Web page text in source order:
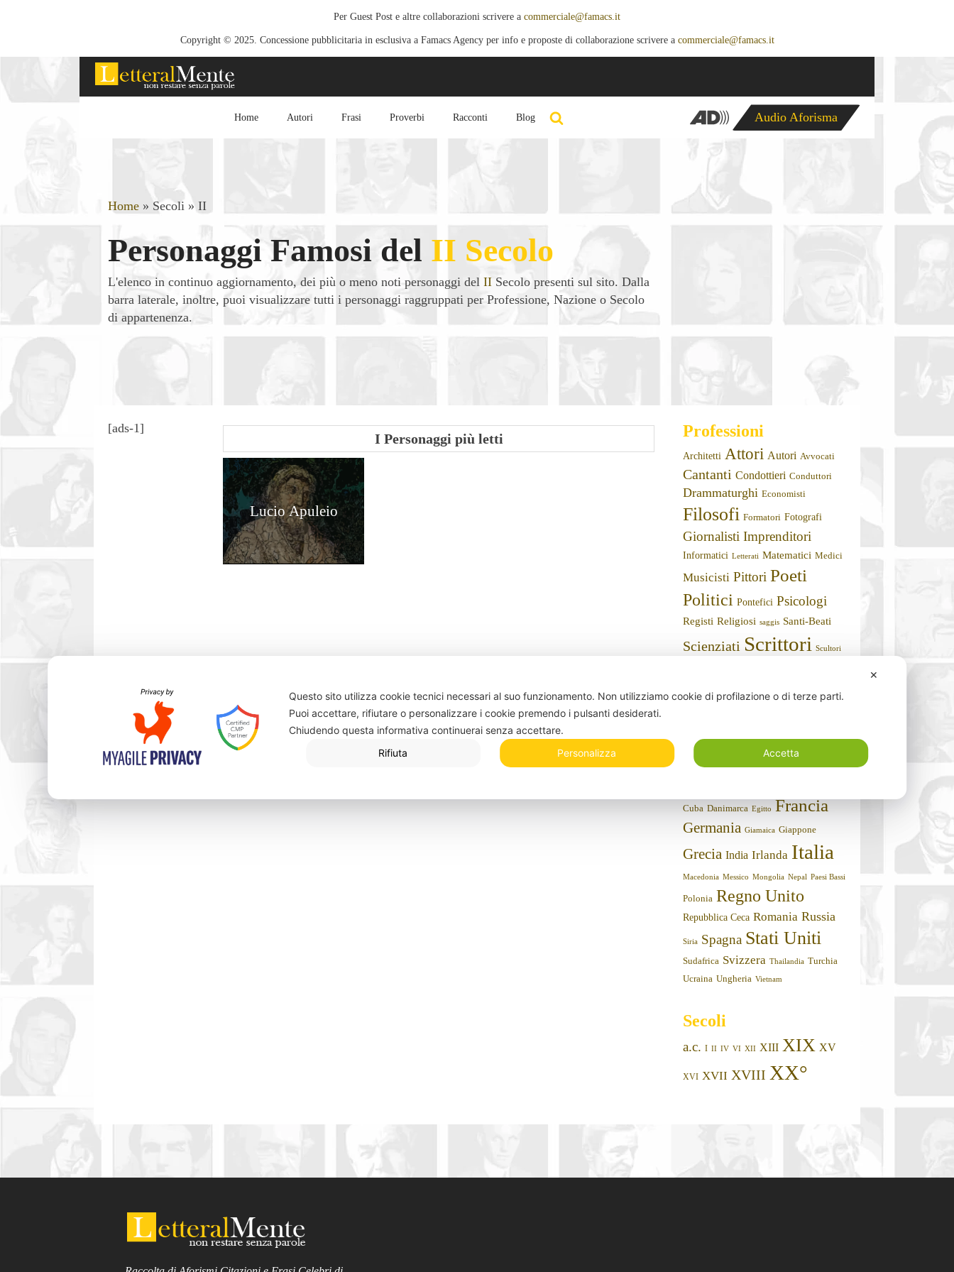
Per Guest Post e altre collaborazioni scrivere a commerciale@famacs.it
Copyright © 2025. Concessione pubblicitaria in esclusiva a Famacs Agency per info e proposte di collaborazione scrivere a commerciale@famacs.it
Home Autori Frasi Proverbi Racconti Blog Audio Aforisma
Home » Secoli » II
Personaggi Famosi del II Secolo
L'elenco in continuo aggiornamento, dei più o meno noti personaggi del II Secolo presenti sul sito. Dalla
barra laterale, inoltre, puoi visualizzare tutti i personaggi raggruppati per Professione, Nazione o Secolo
di appartenenza.
[ads-1]
I Personaggi più letti
Lucio Apuleio
Professioni
Architetti Attori Autori Avvocati
Cantanti Condottieri Conduttori
Drammaturghi Economisti
Filosofi Formatori Fotografi
Giornalisti Imprenditori
Informatici Letterati Matematici Medici
Musicisti Pittori Poeti
Politici Pontefici Psicologi
Registi Religiosi saggis Santi-Beati
Scienziati Scrittori Scultori
Algeria Argentina
Australia Austria Belgio Bielorussia
Cuba Danimarca Egitto Francia
Germania Giamaica Giappone
Grecia India Irlanda Italia
Macedonia Messico Mongolia Nepal Paesi Bassi
Polonia Regno Unito
Repubblica Ceca Romania Russia
Siria Spagna Stati Uniti
Sudafrica Svizzera Thailandia Turchia
Ucraina Ungheria Vietnam
Secoli
a.c. I II IV VI XII XIII XIX XV
XVI XVII XVIII XX°
✕
Questo sito utilizza cookie tecnici necessari al suo funzionamento. Non utilizziamo cookie di profilazione o di terze parti.
Puoi accettare, rifiutare o personalizzare i cookie premendo i pulsanti desiderati.
Chiudendo questa informativa continuerai senza accettare.
Accetta
Rifiuta Personalizza